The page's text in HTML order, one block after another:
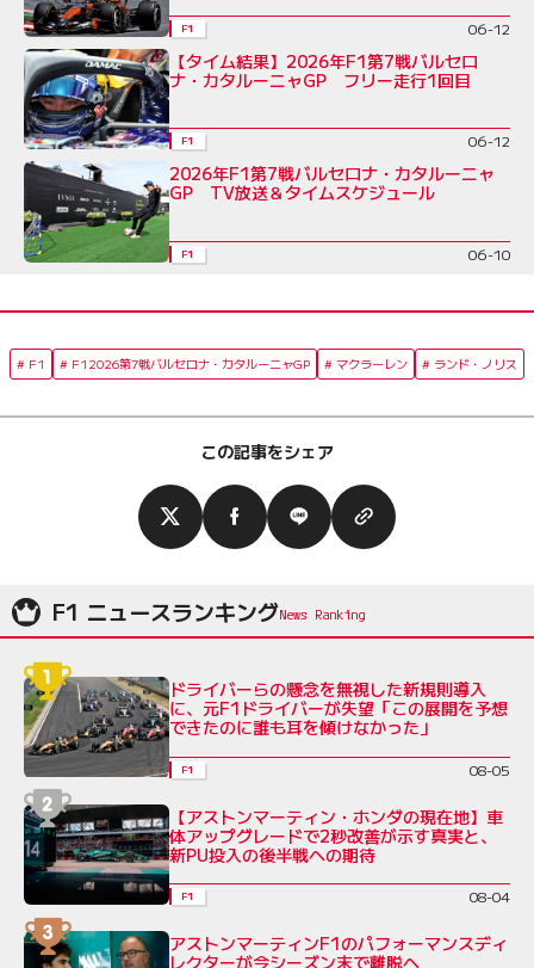
F1 06-12
【タイム結果】2026年F1第7戦バルセロ
ナ・カタルーニャGP フリー走行1回目
F1 06-12
2026年F1第7戦バルセロナ・カタルーニャ
GP TV放送＆タイムスケジュール
F1 06-10
F1 F12026第7戦バルセロナ・カタルーニャGP マクラーレン ランド・ノリス
この記事をシェア
F1 ニュースランキング
ドライバーらの懸念を無視した新規則導入
に、元F1ドライバーが失望「この展開を予想
できたのに誰も耳を傾けなかった」
F1 08-05
【アストンマーティン・ホンダの現在地】車
体アップグレードで2秒改善が示す真実と、
新PU投入の後半戦への期待
F1 08-04
アストンマーティンF1のパフォーマンスディ
レクターが今シーズン末で離脱へ